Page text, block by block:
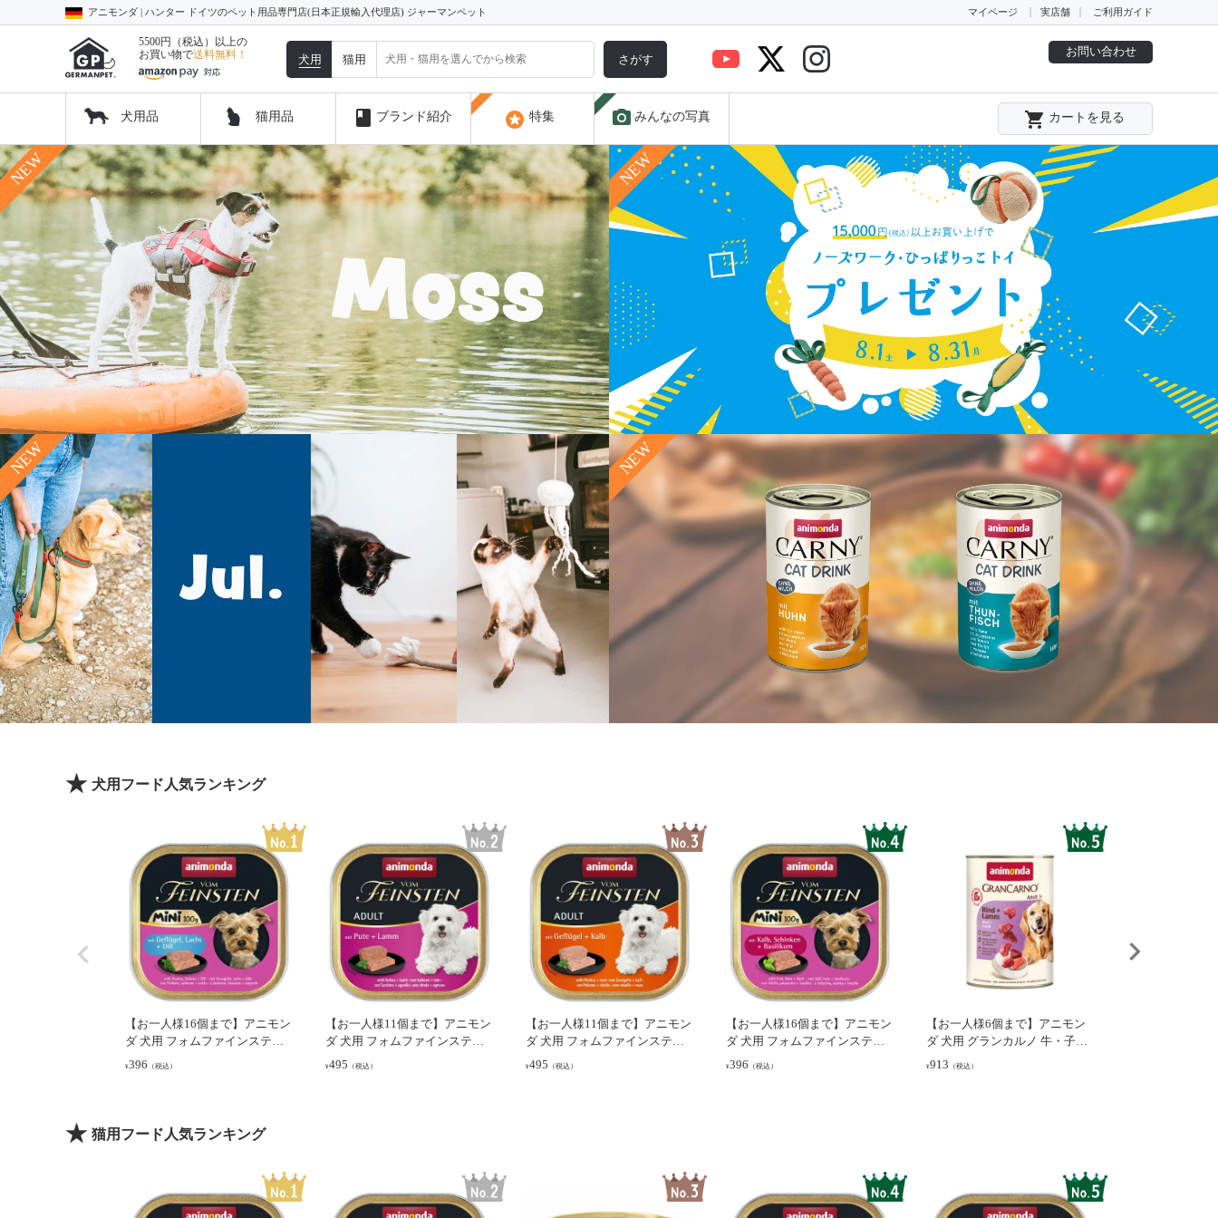
アニモンダ | ハンター ドイツのペット用品専門店(日本正規輸入代理店) ジャーマンペット マイページ 実店舗 ご利用ガイド
5500円（税込）以上の
お買い物で送料無料！ 犬用 猫用 さがす
お問い合わせ
犬用品 猫用品 book ブランド紹介 stars 特集 photo_camera みんなの写真 local_grocery_store カートを見る
コ
ン
テ
ン
ツ
へ
ス
キ
ッ
プ
犬用フード人気ランキング
【お一人様16個まで】アニモン
ダ 犬用 フォムファインステン
ミニ 鳥・サーモン・ディル 成
¥396 （税込）
【お一人様11個まで】アニモン
ダ 犬用 フォムファインステン
七面鳥･牛･豚･子羊 成犬用 150g
¥495 （税込）
【お一人様11個まで】アニモン
ダ 犬用 フォムファインステン
鳥･牛･豚･子牛 成犬用 150g (82
¥495 （税込）
【お一人様16個まで】アニモン
ダ 犬用 フォムファインステン
ミニ 子牛・ハム・バジル 成犬
¥396 （税込）
【お一人様6個まで】アニモン
ダ 犬用 グランカルノ 牛・子羊
成犬用 400g (82733)
¥913 （税込）
猫用フード人気ランキング